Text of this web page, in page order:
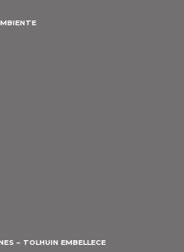
– TOLHUIN EMBELLECE